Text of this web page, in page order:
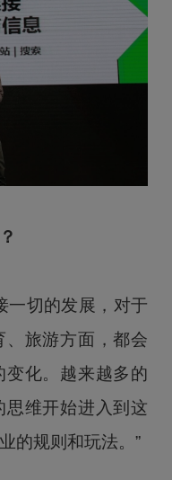
一切的发展，对于
旅游方面，都会
化。越来越多的
维开始进入到这
的规则和玩法。”